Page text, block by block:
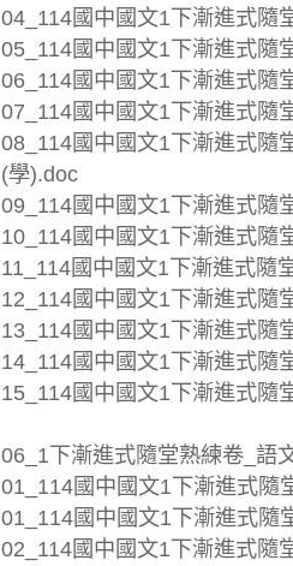
04_114國中國文1下漸進式隨
05_114國中國文1下漸進式隨
06_114國中國文1下漸進式隨
07_114國中國文1下漸進式隨
08_114國中國文1下漸進式隨
(學).doc
09_114國中國文1下漸進式隨
10_114國中國文1下漸進式隨
11_114國中國文1下漸進式隨
12_114國中國文1下漸進式隨
13_114國中國文1下漸進式隨
14_114國中國文1下漸進式隨
15_114國中國文1下漸進式隨
06_1下漸進式隨堂熟練卷_語
01_114國中國文1下漸進式隨
01_114國中國文1下漸進式隨
02_114國中國文1下漸進式隨